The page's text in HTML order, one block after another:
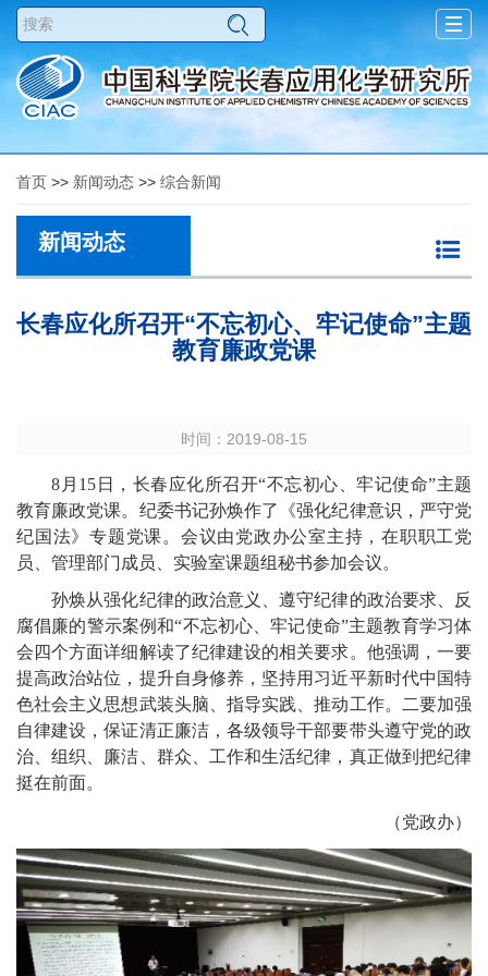
首页 >> 新闻动态 >> 综合新闻
新闻动态
长春应化所召开“不忘初心、牢记使命”主题
教育廉政党课
时间：2019-08-15
8月15日，长春应化所召开“不忘初心、牢记使命”主题
教育廉政党课。纪委书记孙焕作了《强化纪律意识，严守党
纪国法》专题党课。会议由党政办公室主持，在职职工党
员、管理部门成员、实验室课题组秘书参加会议。
孙焕从强化纪律的政治意义、遵守纪律的政治要求、反
腐倡廉的警示案例和“不忘初心、牢记使命”主题教育学习体
会四个方面详细解读了纪律建设的相关要求。他强调，一要
提高政治站位，提升自身修养，坚持用习近平新时代中国特
色社会主义思想武装头脑、指导实践、推动工作。二要加强
自律建设，保证清正廉洁，各级领导干部要带头遵守党的政
治、组织、廉洁、群众、工作和生活纪律，真正做到把纪律
挺在前面。
（党政办）